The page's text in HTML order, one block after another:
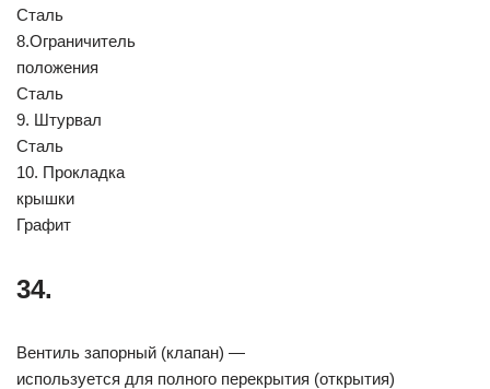
Сталь
8.Ограничитель
положения
Сталь
9. Штурвал
Сталь
10. Прокладка
крышки
Графит
34.
Вентиль запорный (клапан) —
используется для полного перекрытия (открытия)